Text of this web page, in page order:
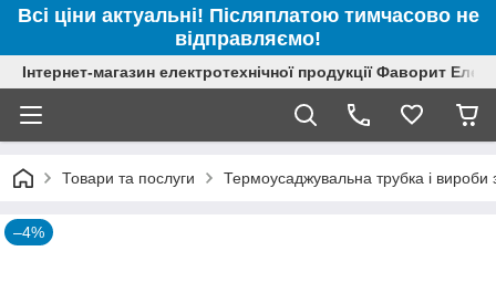
Всі ціни актуальні! Післяплатою тимчасово не
відправляємо!
Інтернет-магазин електротехнічної продукції Фаворит
Товари та послуги Термоусаджувальна трубка і вироби
–4%